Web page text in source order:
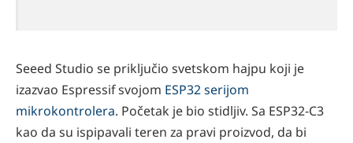
Seeed Studio se priključio svetskom hajpu koji je
izazvao Espressif svojom ESP32 serijom
mikrokontrolera. Početak je bio stidljiv. Sa ESP32-C3
kao da su ispipavali teren za pravi proizvod, da bi